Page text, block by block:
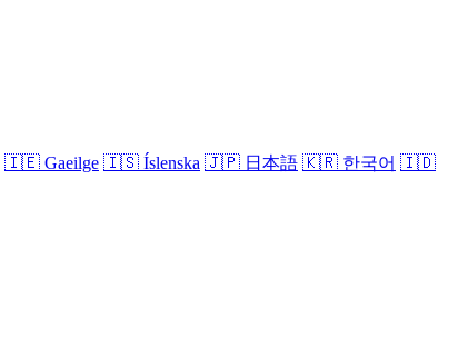
🇮🇪 Gaeilge 🇮🇸 Íslenska 🇯🇵 日本語 🇰🇷 한국어 🇮🇩